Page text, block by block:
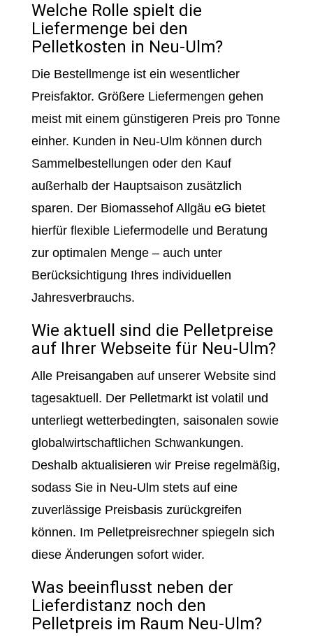
Welche Rolle spielt die
Liefermenge bei den
Pelletkosten in Neu-Ulm?
Die Bestellmenge ist ein wesentlicher
Preisfaktor. Größere Liefermengen gehen
meist mit einem günstigeren Preis pro Tonne
einher. Kunden in Neu-Ulm können durch
Sammelbestellungen oder den Kauf
außerhalb der Hauptsaison zusätzlich
sparen. Der Biomassehof Allgäu eG bietet
hierfür flexible Liefermodelle und Beratung
zur optimalen Menge – auch unter
Berücksichtigung Ihres individuellen
Jahresverbrauchs.
Wie aktuell sind die Pelletpreise
auf Ihrer Webseite für Neu-Ulm?
Alle Preisangaben auf unserer Website sind
tagesaktuell. Der Pelletmarkt ist volatil und
unterliegt wetterbedingten, saisonalen sowie
globalwirtschaftlichen Schwankungen.
Deshalb aktualisieren wir Preise regelmäßig,
sodass Sie in Neu-Ulm stets auf eine
zuverlässige Preisbasis zurückgreifen
können. Im Pelletpreisrechner spiegeln sich
diese Änderungen sofort wider.
Was beeinflusst neben der
Lieferdistanz noch den
Pelletpreis im Raum Neu-Ulm?